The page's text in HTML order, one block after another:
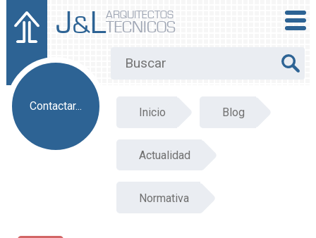
J&LARQUITECTOS
TECNICOS
Contactar... Inicio Blog
Actualidad
Normativa